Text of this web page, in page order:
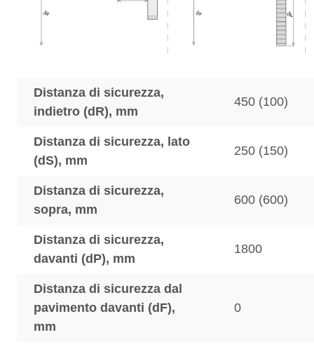
Distanza di sicurezza,
indietro (dR), mm
450 (100)
Distanza di sicurezza, lato
(dS), mm
250 (150)
Distanza di sicurezza,
sopra, mm
600 (600)
Distanza di sicurezza,
davanti (dP), mm
1800
Distanza di sicurezza dal
pavimento davanti (dF),
mm
0